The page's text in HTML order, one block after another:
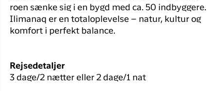
roen sænke sig i en bygd med ca. 50 indbyggere.
Ilimanaq er en totaloplevelse – natur, kultur og
komfort i perfekt balance.
Rejsedetaljer
3 dage/2 nætter eller 2 dage/1 nat